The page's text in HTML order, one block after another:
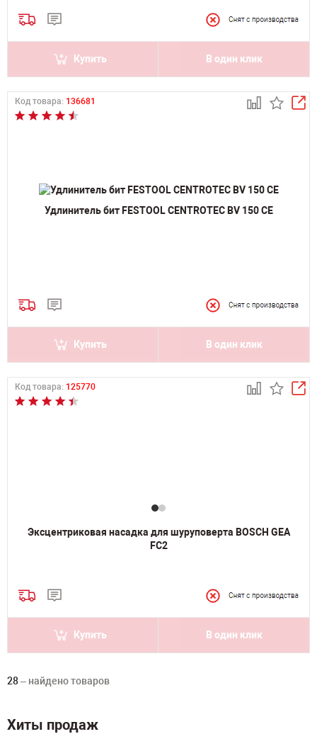
Купить В один клик
Код товара: 136681
Удлинитель бит FESTOOL CENTROTEC BV 150 CE
Купить В один клик
Код товара: 125770
Эксцентриковая насадка для шуруповерта BOSCH GEA
FC2
Купить В один клик
28– найдено товаров
Хиты продаж